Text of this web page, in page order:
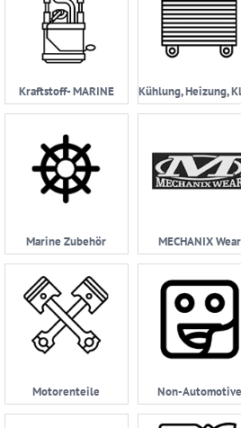
Kraftstoff- MARINE Kühlung, Heizung,
Marine Zubehör MECHANIX Wear
Motorenteile Non-Automotive